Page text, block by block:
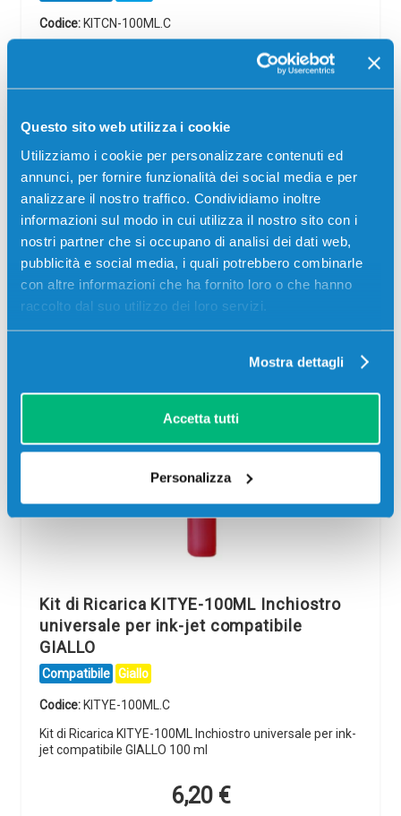
Questo sito web utilizza i cookie
Utilizziamo i cookie per personalizzare contenuti ed
annunci, per fornire funzionalità dei social media e per
analizzare il nostro traffico. Condividiamo inoltre
informazioni sul modo in cui utilizza il nostro sito con i
nostri partner che si occupano di analisi dei dati web,
pubblicità e social media, i quali potrebbero combinarle
con altre informazioni che ha fornito loro o che hanno
raccolto dal suo utilizzo dei loro servizi.
Mostra dettagli
Accetta tutti
Personalizza
Codice: KITCN-100ML.C
Kit di Ricarica KITCN-100ML Inchiostro universale per ink-
CONSEGNA IN 24/48 ORE
Aggiungi al carrello
SCADE TRA:
02
giorni
20
ore
39
min
29
Più acquisti, più risparmi:Visita la pagina prodotto per
Kit di Ricarica KITYE-100ML Inchiostro
universale per ink-jet compatibile
GIALLO
Compatibile Giallo
Codice: KITYE-100ML.C
Kit di Ricarica KITYE-100ML Inchiostro universale per ink-
jet compatibile GIALLO 100 ml
6,20 €